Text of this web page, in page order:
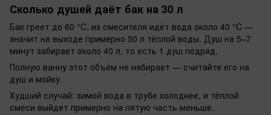
Сколько душей даёт бак на 30 л
Бак греет до 60 °C, из смесителя идёт вода около 40 °C —
значит на выходе примерно 50 л тёплой воды. Душ на 5–7
минут забирает около 40 л, то есть 1 душ подряд.
Полную ванну этот объём не набирает — считайте его на
душ и мойку.
Худший случай: зимой вода в трубе холоднее, и тёплой
смеси выйдет примерно на пятую часть меньше.